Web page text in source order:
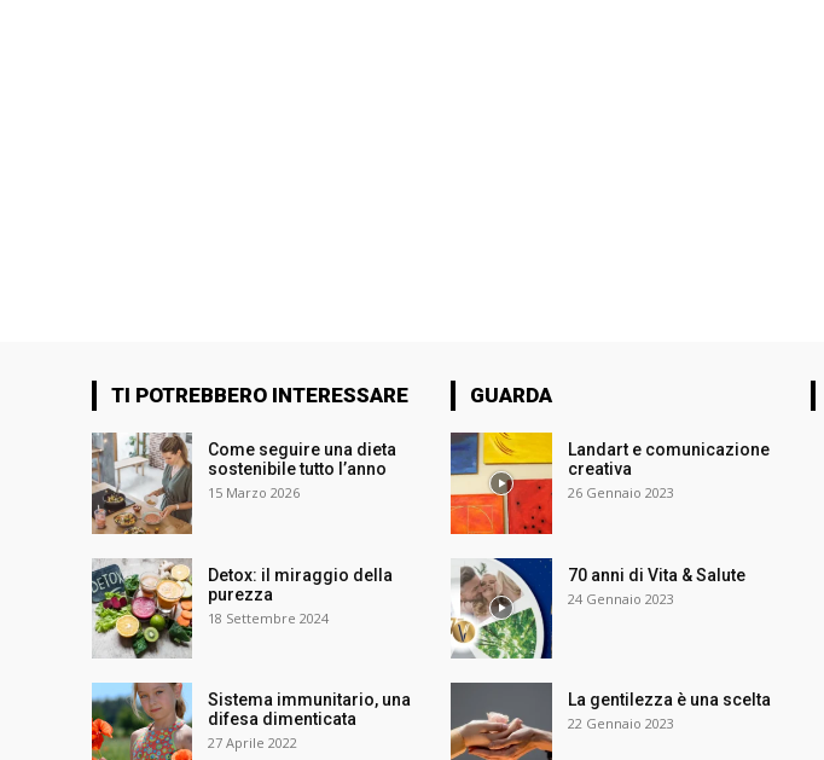
TI POTREBBERO INTERESSARE
Come seguire una dieta
sostenibile tutto l’anno
15 Marzo 2026
Detox: il miraggio della
purezza
18 Settembre 2024
Sistema immunitario, una
difesa dimenticata
27 Aprile 2022
GUARDA
Landart e comunicazione
creativa
26 Gennaio 2023
70 anni di Vita & Salute
24 Gennaio 2023
La gentilezza è una scelta
22 Gennaio 2023